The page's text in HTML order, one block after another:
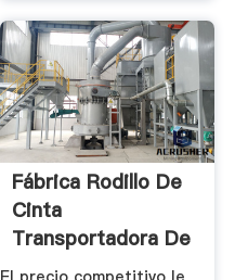
Fábrica Rodillo De
Cinta
Transportadora De
China, Lista De ...